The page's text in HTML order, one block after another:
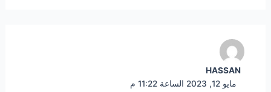
HASSAN
مايو 12, 2023 الساعة 11:22 م